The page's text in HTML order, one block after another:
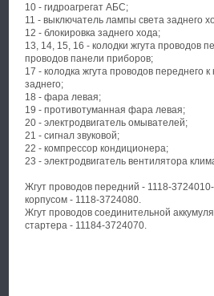
10 - гидроагрегат АБС;
11 - выключатель лампы света заднего
12 - блокировка заднего хода;
13, 14, 15, 16 - колодки жгута проводов
проводов панели приборов;
17 - колодка жгута проводов переднего
заднего;
18 - фара левая;
19 - противотуманная фара левая;
20 - электродвигатель омывателей;
21 - сигнал звуковой;
22 - компрессор кондиционера;
23 - электродвигатель вентилятора
Жгут проводов передний - 1118-
корпусом - 1118-3724080.
Жгут проводов соединительной
стартера - 11184-3724070.